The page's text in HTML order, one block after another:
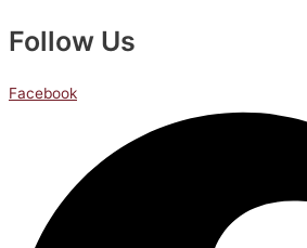
Follow Us
Facebook